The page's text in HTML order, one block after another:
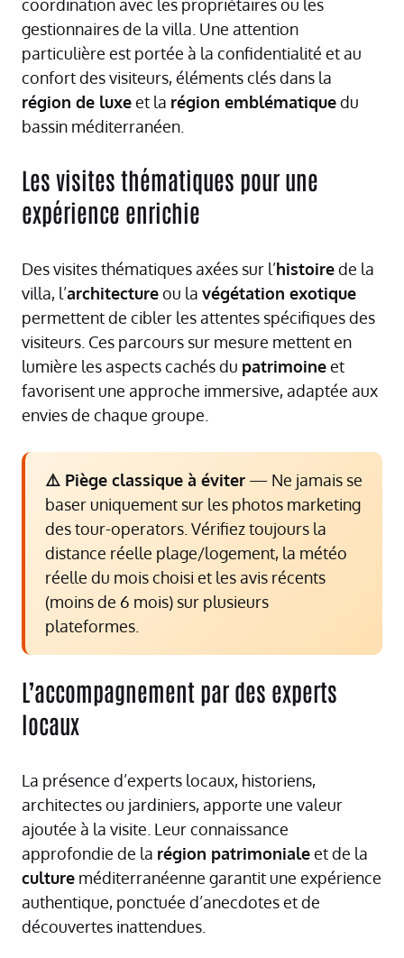
coordination avec les propriétaires ou les
gestionnaires de la villa. Une attention
particulière est portée à la confidentialité et au
confort des visiteurs, éléments clés dans la
région de luxeet la région emblématiquedu
bassin méditerranéen.
Les visites thématiques pour une
expérience enrichie
Des visites thématiques axées sur l’histoirede la
villa, l’architectureou la végétation exotique
permettent de cibler les attentes spécifiques des
visiteurs. Ces parcours sur mesure mettent en
lumière les aspects cachés du patrimoineet
favorisent une approche immersive, adaptée aux
envies de chaque groupe.
⚠️ Piège classique à éviter — Ne jamais se
baser uniquement sur les photos marketing
des tour-operators. Vérifiez toujours la
distance réelle plage/logement, la météo
réelle du mois choisi et les avis récents
(moins de 6 mois) sur plusieurs
plateformes.
L’accompagnement par des experts
locaux
La présence d’experts locaux, historiens,
architectes ou jardiniers, apporte une valeur
ajoutée à la visite. Leur connaissance
approfondie de la région patrimonialeet de la
culture méditerranéenne garantit une expérience
authentique, ponctuée d’anecdotes et de
découvertes inattendues.